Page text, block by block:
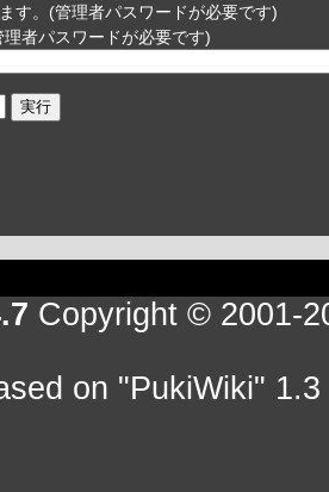
す。(管理者パスワードが必要です)
者パスワードが必要です)
Copyright © 2001-
on "PukiWiki"